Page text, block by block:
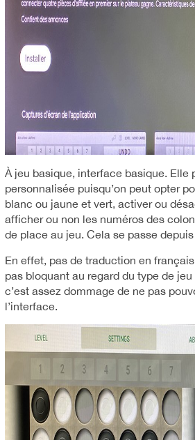
À jeu basique, interface basique. Elle
personnalisée puisqu’on peut opter
blanc ou jaune et vert, activer ou
afficher ou non les numéros des
de place au jeu. Cela se passe
En effet, pas de traduction en
pas bloquant au regard du type de
c’est assez dommage de ne pas
l’interface.